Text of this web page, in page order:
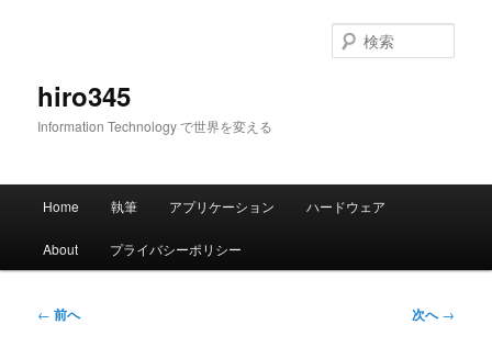
hiro345
Information Technology で世界を変える
索
メ
Home 執筆 アプリケーション ハードウェア
About プライバシーポリシー
投
← 前へ 次へ→